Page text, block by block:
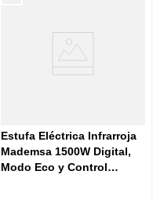
Estufa Eléctrica Infrarroja
Mademsa 1500W Digital,
Modo Eco y Control